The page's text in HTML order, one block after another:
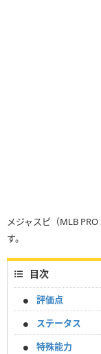
メジャスピ（MLB
す。
目次
評価点
ステータス
特殊能力